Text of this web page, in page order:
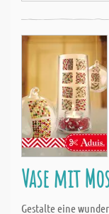
Vase mit
Gestalte eine